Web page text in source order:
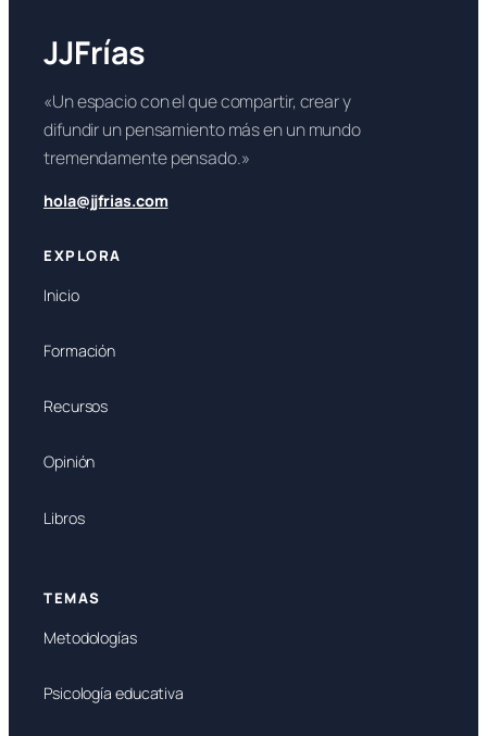
JJFrías
«Un espacio con el que compartir, crear y
difundir un pensamiento más en un mundo
tremendamente pensado.»
hola@jjfrias.com
EXPLORA
Inicio
Formación
Recursos
Opinión
Libros
TEMAS
Metodologías
Psicología educativa